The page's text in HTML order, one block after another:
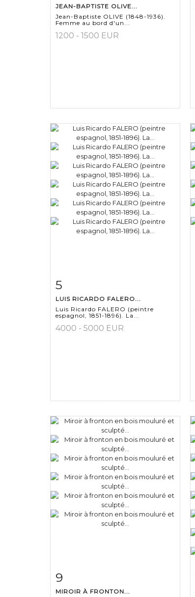
JEAN-BAPTISTE OLIVE...
Jean-Baptiste OLIVE (1848-1936).
Femme au bord d'un...
1200 - 1500 EUR
5
LUIS RICARDO FALERO...
Luis Ricardo FALERO (peintre
espagnol, 1851-1896). La...
4000 - 5000 EUR
Fiche détaillée
9
MIROIR À FRONTON...